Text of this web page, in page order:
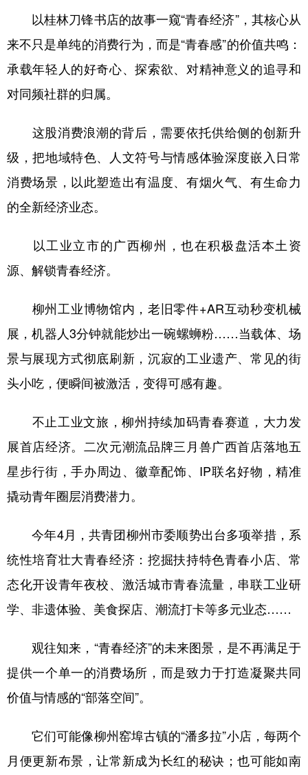
以桂林刀锋书店的故事一窥“青春经济”，其核心从
来不只是单纯的消费行为，而是“青春感”的价值共鸣：
承载年轻人的好奇心、探索欲、对精神意义的追寻和
对同频社群的归属。
这股消费浪潮的背后，需要依托供给侧的创新升
级，把地域特色、人文符号与情感体验深度嵌入日常
消费场景，以此塑造出有温度、有烟火气、有生命力
的全新经济业态。
以工业立市的广西柳州，也在积极盘活本土资
源、解锁青春经济。
柳州工业博物馆内，老旧零件+AR互动秒变机械
展，机器人3分钟就能炒出一碗螺蛳粉……当载体、场
景与展现方式彻底刷新，沉寂的工业遗产、常见的街
头小吃，便瞬间被激活，变得可感有趣。
不止工业文旅，柳州持续加码青春赛道，大力发
展首店经济。二次元潮流品牌三月兽广西首店落地五
星步行街，手办周边、徽章配饰、IP联名好物，精准
撬动青年圈层消费潜力。
今年4月，共青团柳州市委顺势出台多项举措，系
统性培育壮大青春经济：挖掘扶持特色青春小店、常
态化开设青年夜校、激活城市青春流量，串联工业研
学、非遗体验、美食探店、潮流打卡等多元业态……
观往知来，“青春经济”的未来图景，是不再满足于
提供一个单一的消费场所，而是致力于打造凝聚共同
价值与情感的“部落空间”。
它们可能像柳州窑埠古镇的“潘多拉”小店，每两个
月便更新布景，让常新成为长红的秘诀；也可能如南